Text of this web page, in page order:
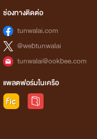
ช่องทางติดต่อ
tunwalai.com
@webtunwalai
tunwalai@ookbee.com
แพลตฟอร์มในเครือ